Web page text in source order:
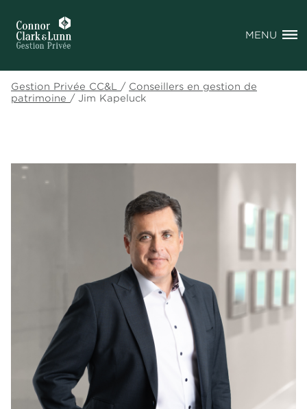
MENU
Gestion Privée CC&L / Conseillers en gestion de
patrimoine / Jim Kapeluck